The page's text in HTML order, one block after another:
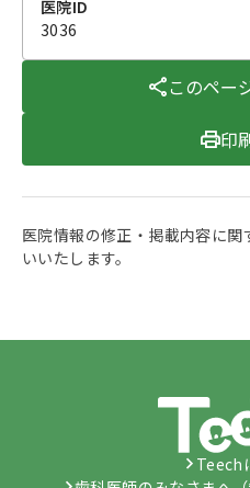
医院ID
3036
このペー
印
医院情報の修正・掲載内容に関
いいたします。
Teech